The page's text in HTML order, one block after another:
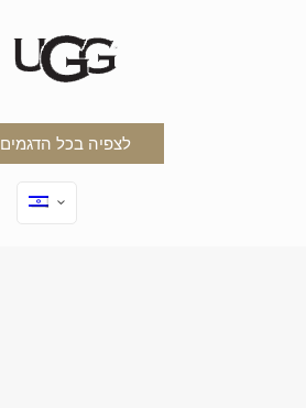
לצפיה בכל הדגמים